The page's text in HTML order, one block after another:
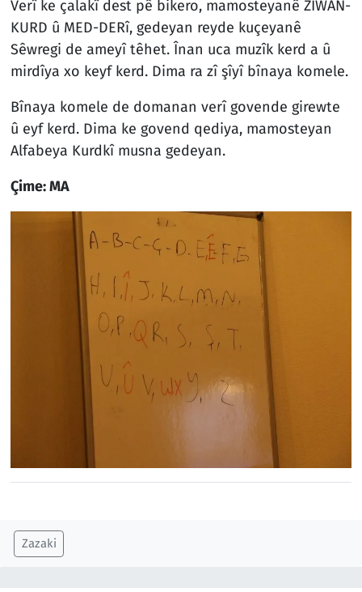
Verî ke çalakî dest pê bikero, mamosteyanê ZIWAN-
KURD û MED-DERî, gedeyan reyde kuçeyanê
Sêwregi de ameyî têhet. Înan uca muzîk kerd a û
mirdîya xo keyf kerd. Dima ra zî şîyî bînaya komele.
Bînaya komele de domanan verî govende girewte
û eyf kerd. Dima ke govend qediya, mamosteyan
Alfabeya Kurdkî musna gedeyan.
Çime: MA
Zazaki